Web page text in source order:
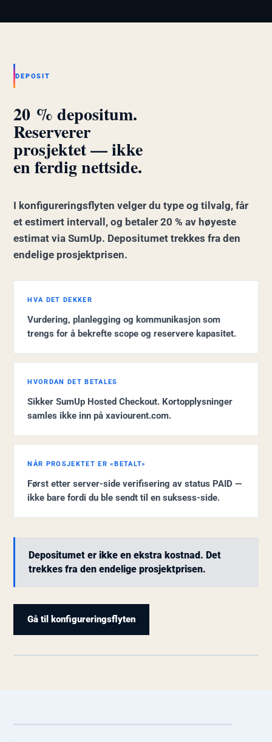
Rolig i midten mens
DEPOSIT
20 % depositum.
Reserverer
prosjektet — ikke
en ferdig nettside.
I konfigureringsflyten velger du type og tilvalg, får
et estimert intervall, og betaler 20 % av høyeste
estimat via SumUp. Depositumet trekkes fra den
endelige prosjektprisen.
HVA DET DEKKER
Vurdering, planlegging og kommunikasjon som
trengs for å bekrefte scope og reservere kapasitet.
HVORDAN DET BETALES
Sikker SumUp Hosted Checkout. Kortopplysninger
samles ikke inn på xaviourent.com.
NÅR PROSJEKTET ER «BETALT»
Først etter server-side verifisering av status PAID —
ikke bare fordi du ble sendt til en suksess-side.
Depositumet er ikke en ekstra kostnad. Det
trekkes fra den endelige prosjektprisen.
Gå til konfigureringsflyten